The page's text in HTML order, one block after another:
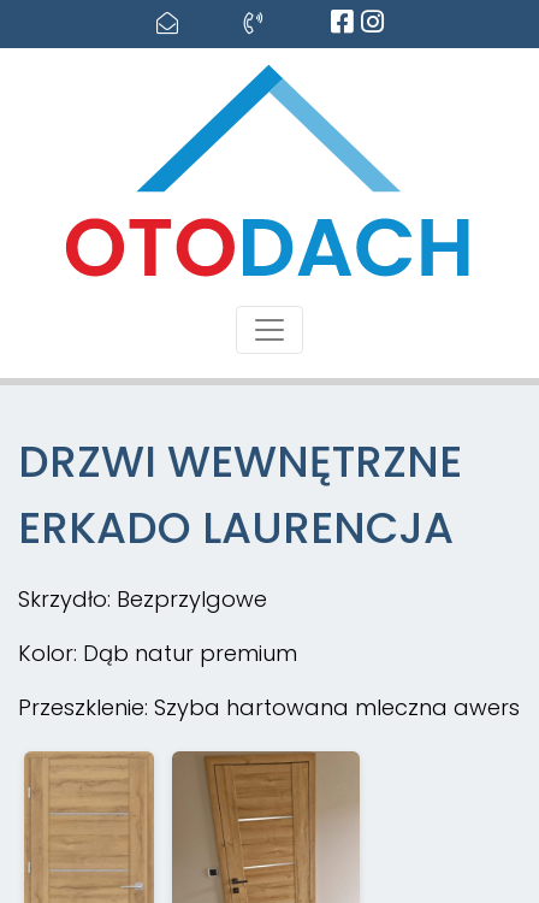
DRZWI WEWNĘTRZNE
ERKADO LAURENCJA
Skrzydło: Bezprzylgowe
Kolor: Dąb natur premium
Przeszklenie: Szyba hartowana mleczna awers